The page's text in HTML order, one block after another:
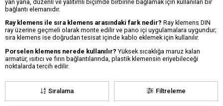
yan yana, düzenli ve yalıtımlı biçimde birbirine bağlamak için kullanılan bir
bağlantı elemanıdır.
Ray klemens ile sıra klemens arasındaki fark nedir? Ray klemens DIN
ray üzerine geçmeli olarak monte edilir ve pano içi uygulamalara uygundur;
sıra klemens ise doğrudan tesisat içinde kablo eklemek için kullanılır.
Porselen klemens nerede kullanılır? Yüksek sıcaklığa maruz kalan
armatür, ısıtıcı ve fırın bağlantılarında, plastik klemensin eriyebileceği
noktalarda tercih edilir.
Filtreleme
Sıralama